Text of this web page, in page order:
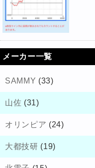
メーカー一覧
SAMMY (33)
山佐 (31)
オリンピア (24)
大都技研 (19)